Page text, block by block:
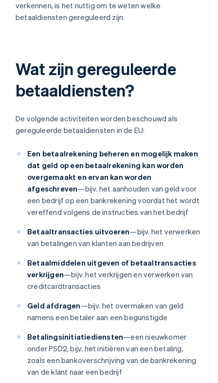
verkennen, is het nuttig om te weten welke
betaaldiensten gereguleerd zijn.
Wat zijn gereguleerde
betaaldiensten?
De volgende activiteiten worden beschouwd als
gereguleerde betaaldiensten in de EU:
Een betaalrekening beheren en mogelijk maken
dat geld op een betaalrekening kan worden
overgemaakt en ervan kan worden
afgeschreven—bijv. het aanhouden van geld voor
een bedrijf op een bankrekening voordat het wordt
vereffend volgens de instructies van het bedrijf
Betaaltransacties uitvoeren—bijv. het verwerken
van betalingen van klanten aan bedrijven
Betaalmiddelen uitgeven of betaaltransacties
verkrijgen—bijv. het verkrijgen en verwerken van
creditcardtransacties
Geld afdragen—bijv. het overmaken van geld
namens een betaler aan een begunstigde
Betalingsinitiatiediensten—een nieuwkomer
onder PSD2, bijv. het initiëren van een betaling,
zoals een bankoverschrijving van de bankrekening
van de klant naar een bedrijf